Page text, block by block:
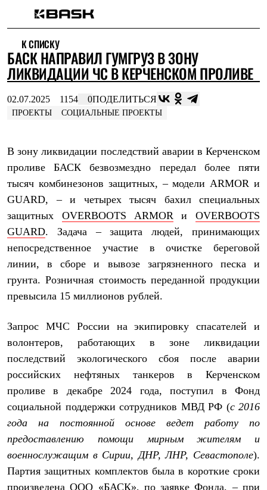
Интернет-магазин
Мужская одежда
Утепленная пухом
Куртки
Жилеты
Комбинезоны
Брюки
Штормовая одежда
Куртки
Брюки
Куртки
Брюки
Флисовая одежда
Куртки
Брюки
Термобелье
Теплое термобелье
Среднее термобелье
Легкое термобелье
Футболки
Рубашки
Толстовки
Брюки
Шорты
Утепленная пухом
Куртки
Брюки
Жилеты
Утепленная синтетикой
Куртки
Штормовая одежда
Куртки
К СПИСКУ
БАСК НАПРАВИЛ ГУМГРУЗ В ЗОНУ
ЛИКВИДАЦИИ ЧС В КЕРЧЕНСКОМ ПРОЛИВЕ
02.07.2025 1154 0ПОДЕЛИТЬСЯ
ПРОЕКТЫ СОЦИАЛЬНЫЕ ПРОЕКТЫ
В зону ликвидации последствий аварии в Керченском
проливе БАСК безвозмездно передал более пяти
тысяч комбинезонов защитных, – модели ARMOR и
GUARD, – и четырех тысяч бахил специальных
защитных OVERBOOTS ARMORи OVERBOOTS
GUARD. Задача – защита людей, принимающих
непосредственное участие в очистке береговой
линии, в сборе и вывозе загрязненного песка и
грунта. Розничная стоимость переданной продукции
превысила 15 миллионов рублей.
Запрос МЧС России на экипировку спасателей и
волонтеров, работающих в зоне ликвидации
последствий экологического сбоя после аварии
российских нефтяных танкеров в Керченском
проливе в декабре 2024 года, поступил в Фонд
социальной поддержки сотрудников МВД РФ (с 2016
года на постоянной основе ведет работу по
предоставлению помощи мирным жителям и
военнослужащим в Сирии, ДНР, ЛНР, Севастополе).
Партия защитных комплектов была в короткие сроки
произведена ООО «БАСК», по заявке Фонда, – при